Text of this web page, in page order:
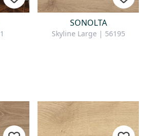
SONOLTA
Skyline Large | 56195